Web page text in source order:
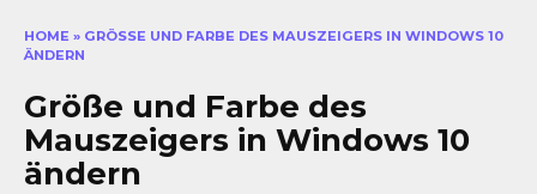
HOME » GRÖSSE UND FARBE DES MAUSZEIGERS IN WINDOWS 10 Ä
NDERN
Größe und Farbe des
Mauszeigers in Windows 10
ändern